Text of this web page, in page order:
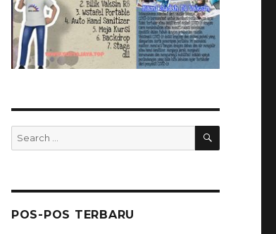
Search
for:
SEARCH
POS-POS TERBARU